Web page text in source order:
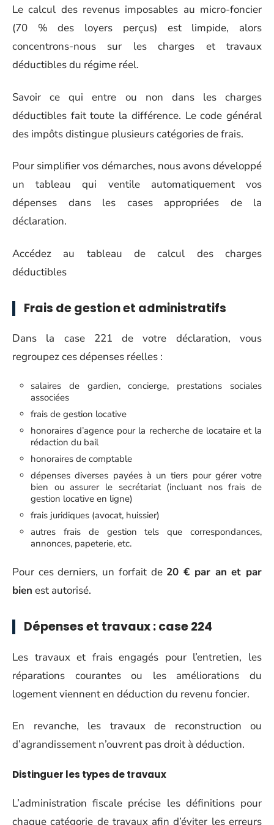
Le calcul des revenus imposables au micro-foncier
(70 % des loyers perçus) est limpide, alors
concentrons-nous sur les charges et travaux
déductibles du régime réel.
Savoir ce qui entre ou non dans les charges
déductibles fait toute la différence. Le code général
des impôts distingue plusieurs catégories de frais.
Pour simplifier vos démarches, nous avons développé
un tableau qui ventile automatiquement vos
dépenses dans les cases appropriées de la
déclaration.
Accédez au tableau de calcul des charges
déductibles
Frais de gestion et administratifs
Dans la case 221 de votre déclaration, vous
regroupez ces dépenses réelles :
salaires de gardien, concierge, prestations sociales
associées
frais de gestion locative
honoraires d’agence pour la recherche de locataire et la
rédaction du bail
honoraires de comptable
dépenses diverses payées à un tiers pour gérer votre
bien ou assurer le secrétariat (incluant nos frais de
gestion locative en ligne)
frais juridiques (avocat, huissier)
autres frais de gestion tels que correspondances,
annonces, papeterie, etc.
Pour ces derniers, un forfait de 20 € par an et par
bien est autorisé.
Dépenses et travaux : case 224
Les travaux et frais engagés pour l’entretien, les
réparations courantes ou les améliorations du
logement viennent en déduction du revenu foncier.
En revanche, les travaux de reconstruction ou
d’agrandissement n’ouvrent pas droit à déduction.
Distinguer les types de travaux
L’administration fiscale précise les définitions pour
chaque catégorie de travaux afin d’éviter les erreurs